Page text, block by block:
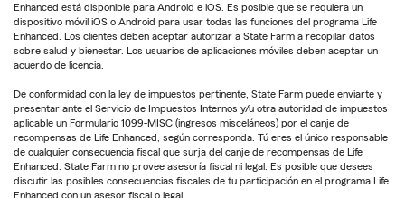
Enhanced está disponible para Android e iOS. Es posible que se requiera un
dispositivo móvil iOS o Android para usar todas las funciones del programa Life
Enhanced. Los clientes deben aceptar autorizar a State Farm a recopilar datos
sobre salud y bienestar. Los usuarios de aplicaciones móviles deben aceptar un
acuerdo de licencia.
De conformidad con la ley de impuestos pertinente, State Farm puede enviarte y
presentar ante el Servicio de Impuestos Internos y/u otra autoridad de impuestos
aplicable un Formulario 1099-MISC (ingresos misceláneos) por el canje de
recompensas de Life Enhanced, según corresponda. Tú eres el único responsable
de cualquier consecuencia fiscal que surja del canje de recompensas de Life
Enhanced. State Farm no provee asesoría fiscal ni legal. Es posible que desees
discutir las posibles consecuencias fiscales de tu participación en el programa Life
Enhanced con un asesor fiscal o legal.